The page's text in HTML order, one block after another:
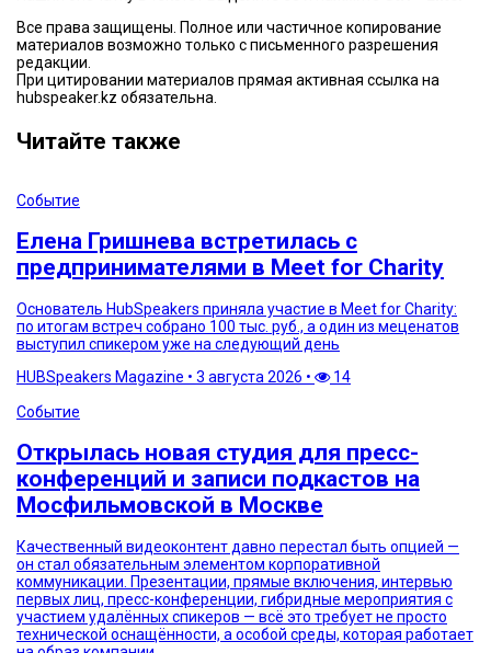
Все права защищены. Полное или частичное копирование
материалов возможно только с письменного разрешения
редакции.
При цитировании материалов прямая активная ссылка на
hubspeaker.kz обязательна.
Читайте также
Событие
Елена Гришнева встретилась с
предпринимателями в Meet for Charity
Основатель HubSpeakers приняла участие в Meet for Charity:
по итогам встреч собрано 100 тыс. руб., а один из меценатов
выступил спикером уже на следующий день
HUBSpeakers Magazine • 3 августа 2026 •
14
Событие
Открылась новая студия для пресс-
конференций и записи подкастов на
Мосфильмовской в Москве
Качественный видеоконтент давно перестал быть опцией —
он стал обязательным элементом корпоративной
коммуникации. Презентации, прямые включения, интервью
первых лиц, пресс-конференции, гибридные мероприятия с
участием удалённых спикеров — всё это требует не просто
технической оснащённости, а особой среды, которая работает